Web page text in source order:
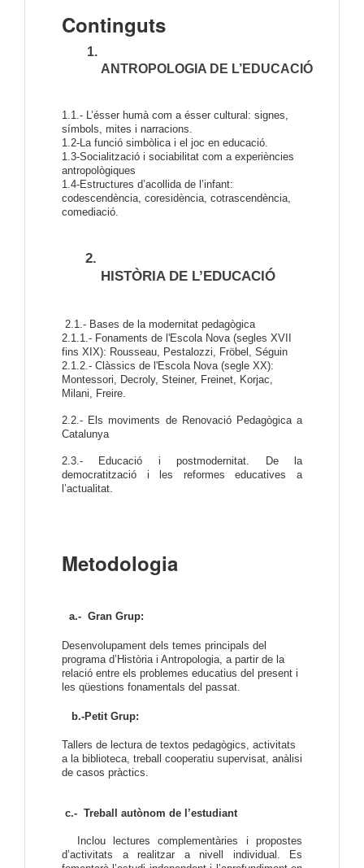
Continguts
ANTROPOLOGIA DE L’EDUCACIÓ
1.1.- L’ésser humà com a ésser cultural: signes,
símbols, mites i narracions.
1.2-La funció simbòlica i el joc en educació.
1.3-Socialització i sociabilitat com a experiències
antropològiques
1.4-Estructures d’acollida de l’infant:
codescendència, coresidència, cotrascendència,
comediació.
HISTÒRIA DE L’EDUCACIÓ
2.1.- Bases de la modernitat pedagògica
2.1.1.- Fonaments de l'Escola Nova (segles XVII
fins XIX): Rousseau, Pestalozzi, Fröbel, Séguin
2.1.2.- Clàssics de l'Escola Nova (segle XX):
Montessori, Decroly, Steiner, Freinet, Korjac,
Milani, Freire.
2.2.- Els moviments de Renovació Pedagògica a
Catalunya
2.3.- Educació i postmodernitat. De la
democratització i les reformes educatives a
l’actualitat.
Metodologia
a.- Gran Grup:
Desenvolupament dels temes principals del
programa d’Història i Antropologia, a partir de la
relació entre els problemes educatius del present i
les qüestions fonamentals del passat.
b.-Petit Grup:
Tallers de lectura de textos pedagògics, activitats
a la biblioteca, treball cooperatiu supervisat, anàlisi
de casos pràctics.
c.-  Treball autònom de l’estudiant
Inclou lectures complementàries i propostes
d’activitats a realitzar a nivell individual. Es